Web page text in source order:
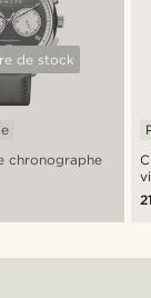
de stock
chronographe